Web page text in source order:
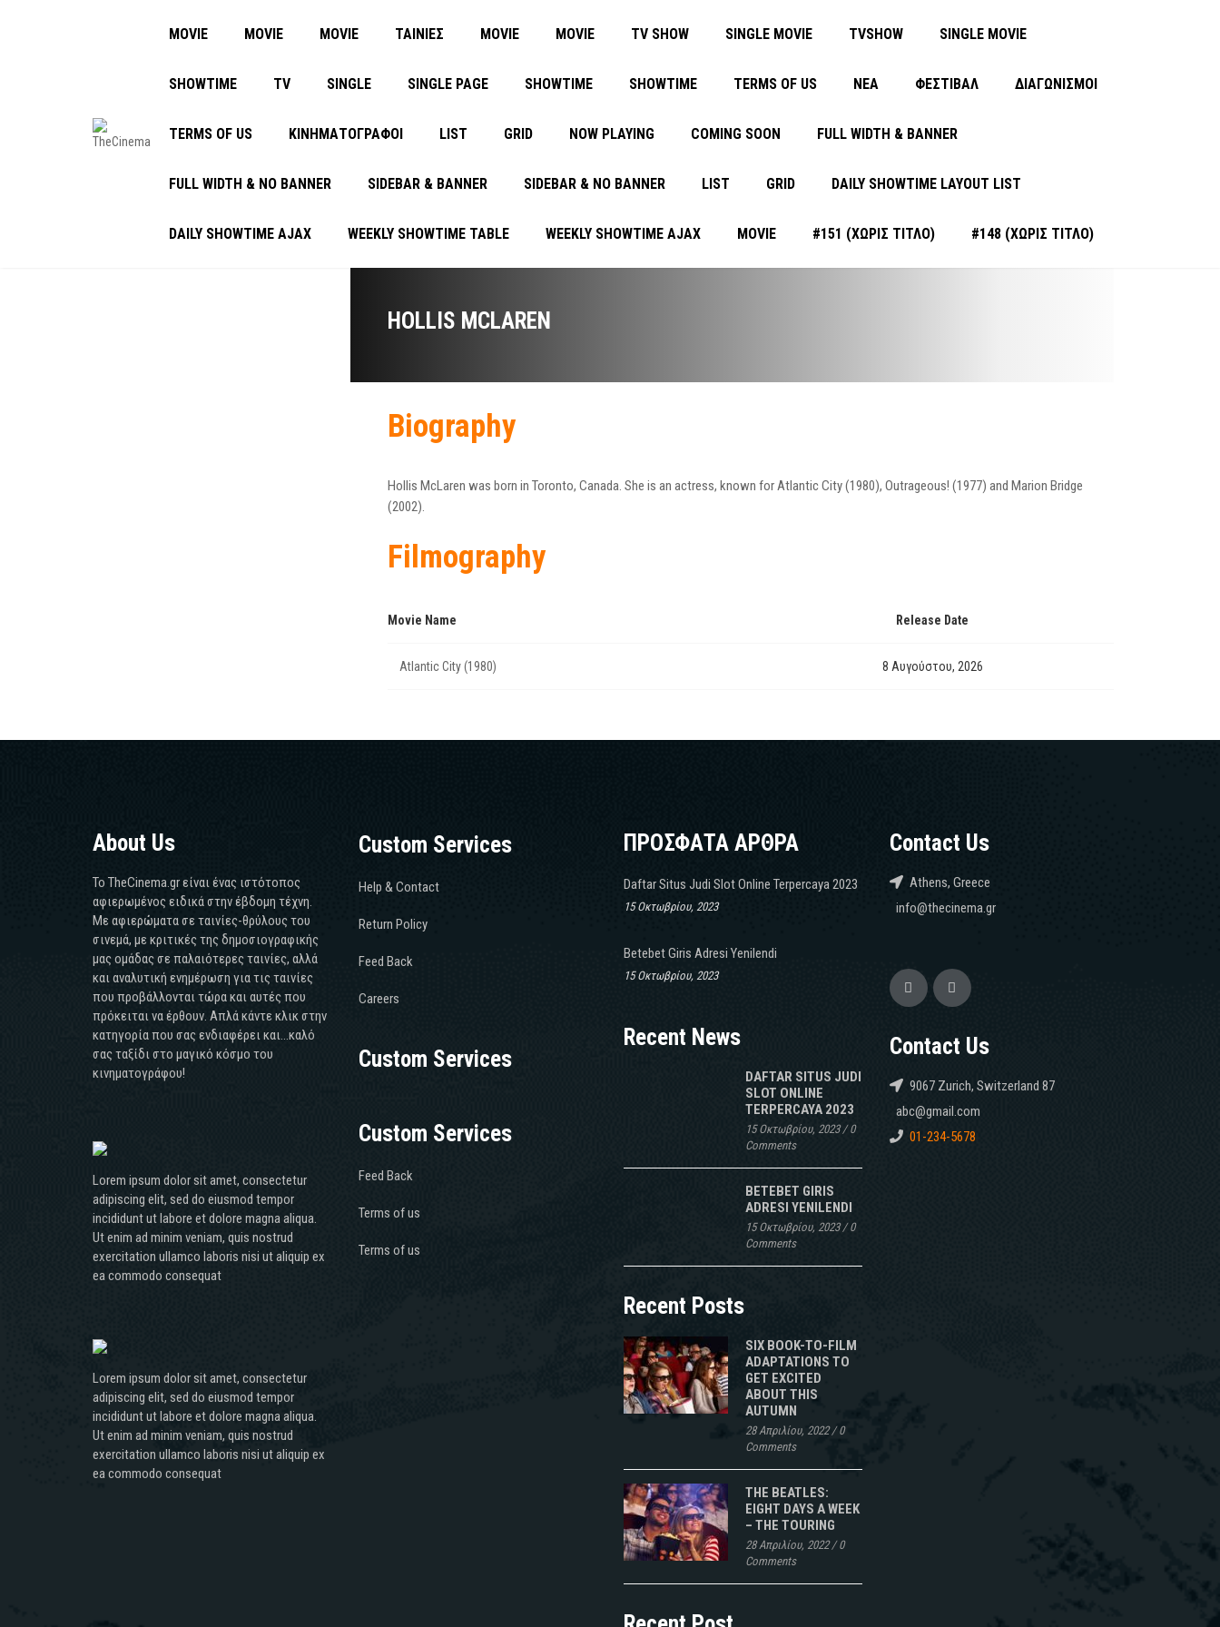
MOVIE MOVIE MOVIE ΤΑΙΝΙΕΣ MOVIE MOVIE TV SHOW SINGLE MOVIE TVSHOW SINGLE MOVIE
SHOWTIME TV SINGLE SINGLE PAGE SHOWTIME SHOWTIME TERMS OF US ΝΈΑ ΦΕΣΤΙΒΑΛ ΔΙΑΓΩΝΙΣΜΟΙ
TERMS OF US ΚΙΝΗΜΑΤΟΓΡΑΦΟΙ LIST GRID NOW PLAYING COMING SOON FULL WIDTH & BANNER
FULL WIDTH & NO BANNER SIDEBAR & BANNER SIDEBAR & NO BANNER LIST GRID DAILY SHOWTIME LAYOUT LIST
DAILY SHOWTIME AJAX WEEKLY SHOWTIME TABLE WEEKLY SHOWTIME AJAX MOVIE #151 (ΧΩΡΊΣ ΤΊΤΛΟ) #148 (ΧΩΡΊΣ ΤΊΤΛΟ)
HOLLIS MCLAREN
Biography
Hollis McLaren was born in Toronto, Canada. She is an actress, known for Atlantic City (1980), Outrageous! (1977) and Marion Bridge
(2002).
Filmography
Movie Name Release Date
Atlantic City (1980) 8 Αυγούστου, 2026
About Us
Το TheCinema.gr είναι ένας ιστότοπος
αφιερωμένος ειδικά στην έβδομη τέχνη.
Με αφιερώματα σε ταινίες-θρύλους του
σινεμά, με κριτικές της δημοσιογραφικής
μας ομάδας σε παλαιότερες ταινίες, αλλά
και αναλυτική ενημέρωση για τις ταινίες
που προβάλλονται τώρα και αυτές που
πρόκειται να έρθουν. Απλά κάντε κλικ στην
κατηγορία που σας ενδιαφέρει και...καλό
σας ταξίδι στο μαγικό κόσμο του
κινηματογράφου!
Lorem ipsum dolor sit amet, consectetur
adipiscing elit, sed do eiusmod tempor
incididunt ut labore et dolore magna aliqua.
Ut enim ad minim veniam, quis nostrud
exercitation ullamco laboris nisi ut aliquip ex
ea commodo consequat
Lorem ipsum dolor sit amet, consectetur
adipiscing elit, sed do eiusmod tempor
incididunt ut labore et dolore magna aliqua.
Ut enim ad minim veniam, quis nostrud
exercitation ullamco laboris nisi ut aliquip ex
ea commodo consequat
Custom Services
Help & Contact
Return Policy
Feed Back
Careers
Custom Services
Custom Services
Feed Back
Terms of us
Terms of us
ΠΡΟΣΦΑΤΑ ΑΡΘΡΑ
Daftar Situs Judi Slot Online Terpercaya 2023
15 Οκτωβρίου, 2023
Betebet Giris Adresi Yenilendi
15 Οκτωβρίου, 2023
Recent News
DAFTAR SITUS JUDI
SLOT ONLINE
TERPERCAYA 2023
15 Οκτωβρίου, 2023/0
Comments
BETEBET GIRIS
ADRESI YENILENDI
15 Οκτωβρίου, 2023/0
Comments
Recent Posts
SIX BOOK-TO-FILM
ADAPTATIONS TO
GET EXCITED
ABOUT THIS
AUTUMN
28 Απριλίου, 2022/0
Comments
THE BEATLES:
EIGHT DAYS A WEEK
– THE TOURING
28 Απριλίου, 2022/0
Comments
Contact Us
Athens, Greece
info@thecinema.gr
Contact Us
9067 Zurich, Switzerland 87
abc@gmail.com
01-234-5678